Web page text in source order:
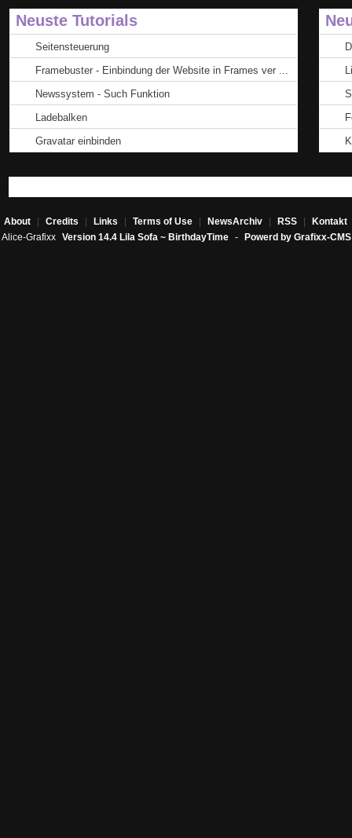
Neuste Tutorials
Seitensteuerung
Framebuster - Einbindung der Website in Frames ver ...
Newssystem - Such Funktion
Ladebalken
Gravatar einbinden
About Credits Links Terms of Use NewsArchiv RSS Kontakt
Alice-Grafixx Version 14.4 Lila Sofa ~ BirthdayTime - Powerd by Grafixx-CMS